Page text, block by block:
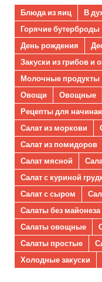
Блюда из яиц В
Горячие бутерброды
День рождения
Закуски из грибов и
Молочные продукты
Овощи
Овощные
Рецепты для
Салат из моркови
Салат из помидоров
Салат мясной
Салат с куриной
Салат с сыром
Салаты без майонеза
Салаты овощные
Салаты простые
Холодные закуски